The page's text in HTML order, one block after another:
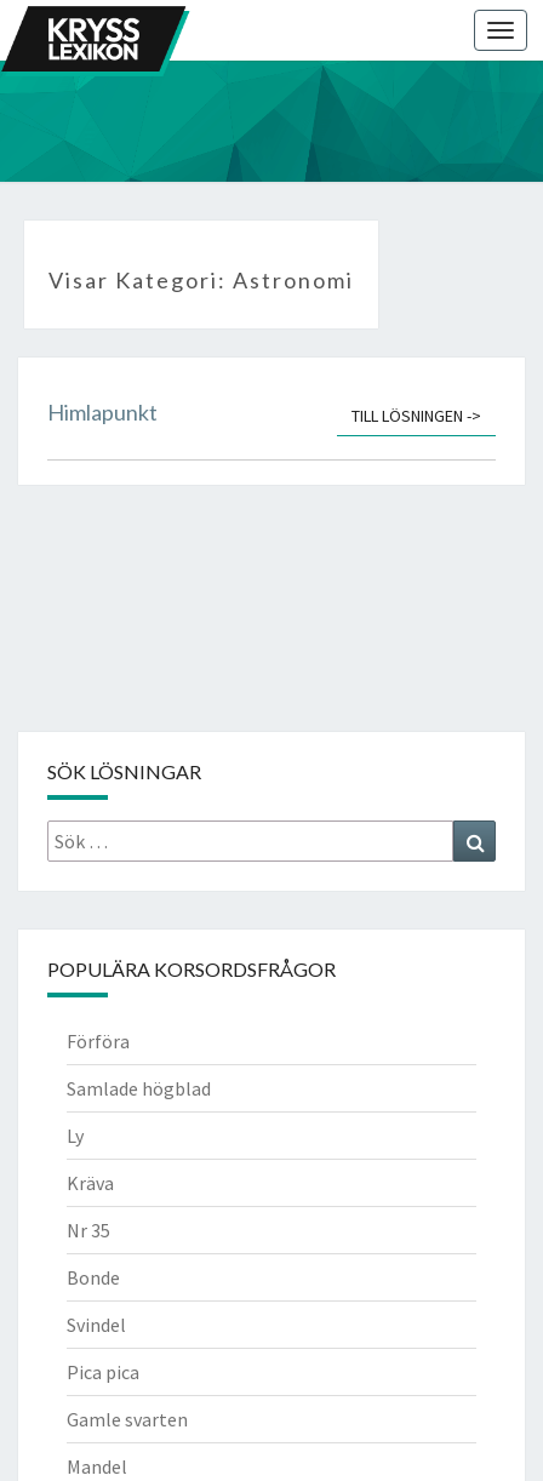
Visar Kategori: Astronomi
Himlapunkt TILL LÖSNINGEN ->
SÖK LÖSNINGAR
Sök
efter:
POPULÄRA KORSORDSFRÅGOR
Förföra
Samlade högblad
Ly
Kräva
Nr 35
Bonde
Svindel
Pica pica
Gamle svarten
Mandel